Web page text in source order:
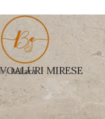
VOALURI MIRESE
byBellara